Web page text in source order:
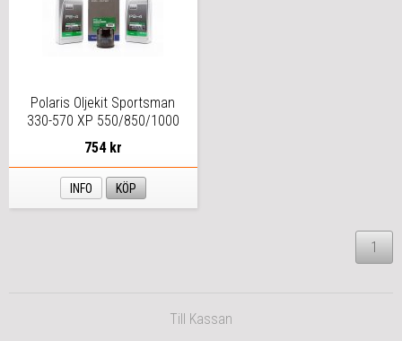
Polaris Oljekit Sportsman
330-570 XP 550/850/1000
754 kr
INFO KÖP
1
Till Kassan